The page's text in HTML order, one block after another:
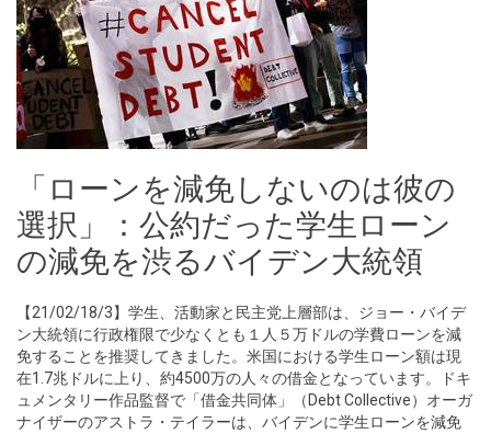
「ローンを減免しないのは彼の
選択」：公約だった学生ローン
の減免を渋るバイデン大統領
【21/02/18/3】学生、活動家と民主党上層部は、ジョー・バイデ
ン大統領に行政権限で少なくとも１人５万ドルの学費ローンを減
免することを推奨してきました。米国における学生ローン額は現
在1.7兆ドルに上り、約4500万の人々の借金となっています。ドキ
ュメンタリー作品監督で「借金共同体」（Debt Collective）オーガ
ナイザーのアストラ・テイラーは、バイデンに学生ローンを減免